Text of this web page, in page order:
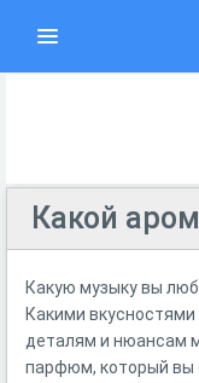
Какой
Какую музыку вы
Какими
деталям и нюансам
парфюм, который вы